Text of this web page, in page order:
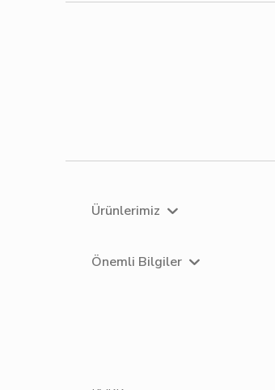
Ürünlerimiz
Önemli Bilgiler